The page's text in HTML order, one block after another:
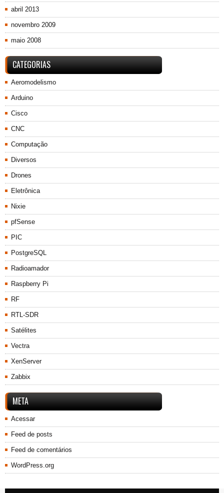
abril 2013
novembro 2009
maio 2008
CATEGORIAS
Aeromodelismo
Arduino
Cisco
CNC
Computação
Diversos
Drones
Eletrônica
Nixie
pfSense
PIC
PostgreSQL
Radioamador
Raspberry Pi
RF
RTL-SDR
Satélites
Vectra
XenServer
Zabbix
META
Acessar
Feed de posts
Feed de comentários
WordPress.org